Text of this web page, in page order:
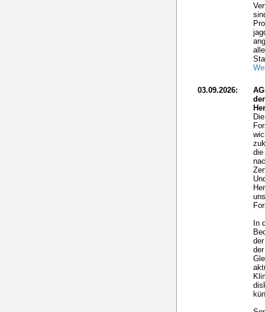
03.09.2026:
In